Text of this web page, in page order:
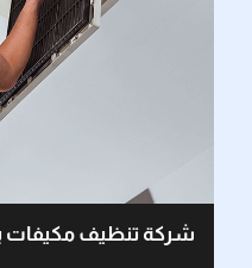
شركة تنظيف مكيفات